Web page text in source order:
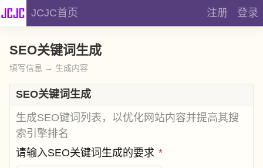
JCJC首页 注册 登录
SEO关键词生成
填写信息 → 生成内容
SEO关键词生成
生成SEO键词列表，以优化网站内容并提高其搜
索引擎排名
请输入SEO关键词生成的要求 *